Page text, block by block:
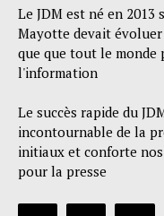
Le JDM est né en
Mayotte devait
que que tout le monde
l'information
Le succès rapide du
incontournable de la
initiaux et conforte nos
pour la presse